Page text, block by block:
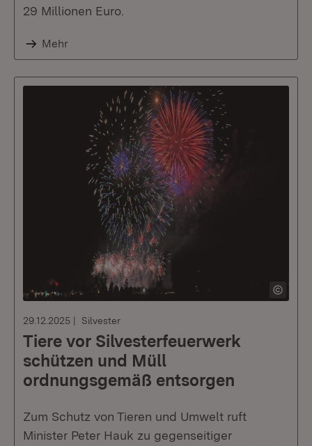
29 Millionen Euro.
Mehr
29.12.2025 Silvester
Tiere vor Silvesterfeuerwerk
schützen und Müll
ordnungsgemäß entsorgen
Zum Schutz von Tieren und Umwelt ruft
Minister Peter Hauk zu gegenseitiger